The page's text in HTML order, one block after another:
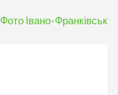
Фото Івано-Франківськ